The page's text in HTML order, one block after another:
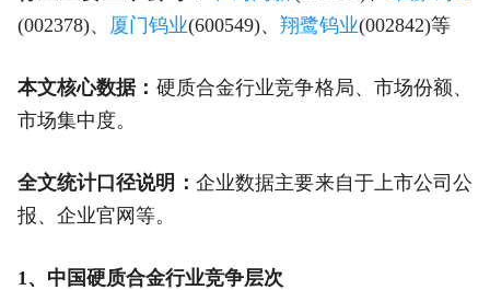
(002378)、
厦门钨业(600549)、 翔鹭钨业(002842)等
本文核心数据： 硬质合金行业竞争格局、市场份额、
市场集中度。
全文统计口径说明： 企业数据主要来自于上市公司公
报、企业官网等。
1、中国硬质合金行业竞争层次